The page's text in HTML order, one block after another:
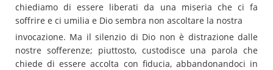
chiediamo di essere liberati da una miseria che ci fa
soffrire e ci umilia e Dio sembra non ascoltare la nostra
invocazione. Ma il silenzio di Dio non è distrazione dalle
nostre sofferenze; piuttosto, custodisce una parola che
chiede di essere accolta con fiducia, abbandonandoci in